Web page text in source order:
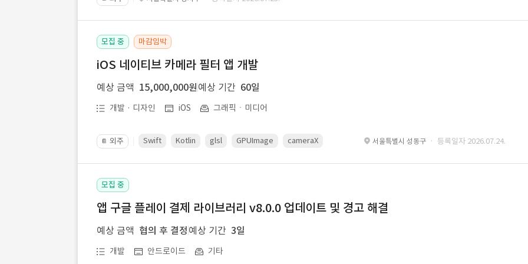
모집 중 마감임박
iOS 네이티브 카메라 필터 앱 개발
예상 금액 15,000,000원 예상 기간 60일
개발 · 디자인 iOS 그래픽ㆍ미디어
📔 외주 Swift Kotlin glsl GPUImage cameraX avfoundation Metal Core Image OpenGL ES
서울특별시 성동구 · 등록일자 2026.07.24.
모집 중
앱 구글 플레이 결제 라이브러리 v8.0.0 업데이트 및 경고 해결
예상 금액 협의 후 결정 예상 기간 3일
개발 안드로이드 기타